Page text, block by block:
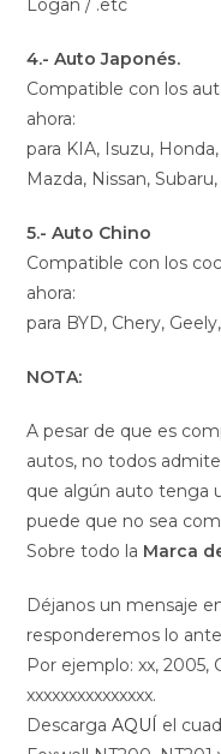
Logan / .etc
4.- Auto Japonés.
Compatible con los
ahora:
para KIA, Isuzu,
Mazda, Nissan,
5.- Auto Chino
Compatible con los
ahora:
para BYD, Chery,
NOTA:
A pesar de que es
autos, no todos
que algún auto tenga
puede que no sea
Sobre todo la Marca
Déjanos un mensaje
responderemos lo
Por ejemplo: xx, 2005,
xxxxxxxxxxxxxxx.
DescargaAQUÍ
el